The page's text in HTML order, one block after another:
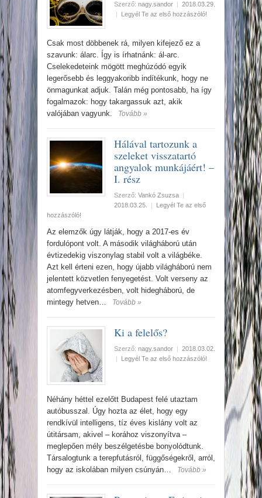
Szerző: nagy.sandor | 2018.03.29.
|
Legyél Te az első hozzászóló!
Csak most döbbenek rá, milyen kifejező ez a
szavunk: álarc. Így is írhatnánk: ál-arc.
Cselekedeteink mögött meghúzódó egyik
legerősebb és leggyakoribb indítékunk, hogy ne
önmagunkat adjuk. Talán még pontosabb, ha így
fogalmazok: hogy takargassuk azt, akik
valójában vagyunk.
Tovább »
Hálával tartozunk a
szeleket visszatartó
angyalok munkájáért! –
I. rész
Szerző: Vankó Zsuzsa |
2018.03.25.
|
Legyél Te az első
hozzászóló!
Az elemzők úgy látják, hogy a 2017-es év
fordulópont volt. A második világháború után
évtizedekig viszonylag stabil volt a világbéke.
Azt kell érteni ezen, hogy újabb világháború nem
jelentett közvetlen fenyegetést. Volt verseny az
atomfegyverkezésben, volt hidegháború, de
mintegy hetven…
Tovább »
Ki a felelős?
Szerző: nagy.sandor | 2018.03.02.
|
Legyél Te az első hozzászóló!
Néhány héttel ezelőtt Budapest felé utaztam
autóbusszal. Úgy hozta az élet, hogy egy
rendkívül intelligens, tíz éves kislány volt az
útitársam, akivel – korához viszonyítva –
meglepően mély beszélgetésbe bonyolódtunk.
Társalogtunk a terepfutásról, függőségekről, arról,
hogy az iskolában milyen csúnyán…
Tovább »